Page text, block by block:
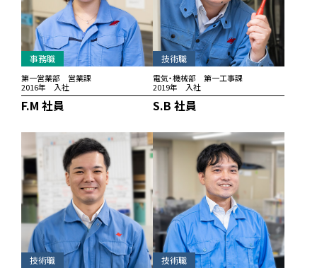
事務職
第一営業部 営業課
2016年 入社
F.M 社員
技術職
電気・機械部 第一工事課
2019年 入社
S.B 社員
技術職 技術職